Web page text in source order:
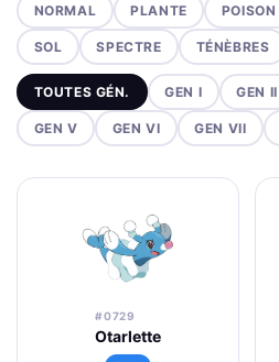
NORMAL PLANTE POISON
SOL SPECTRE TÉNÈBRES
TOUTES GÉN. GEN I GEN II
GEN V GEN VI GEN VII
#0729
Otarlette